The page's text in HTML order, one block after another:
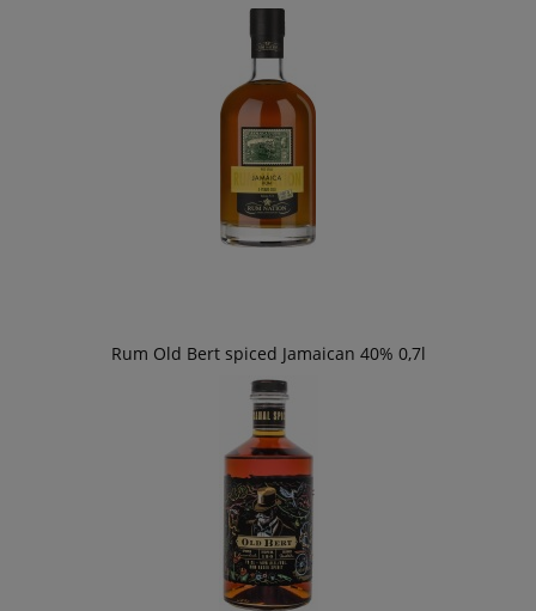
Rum Old Bert spiced Jamaican 40% 0,7l